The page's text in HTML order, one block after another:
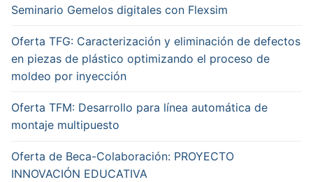
Seminario Gemelos digitales con Flexsim
Oferta TFG: Caracterización y eliminación de defectos
en piezas de plástico optimizando el proceso de
moldeo por inyección
Oferta TFM: Desarrollo para línea automática de
montaje multipuesto
Oferta de Beca-Colaboración: PROYECTO
INNOVACIÓN EDUCATIVA